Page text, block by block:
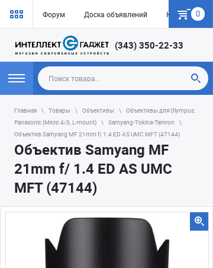
Форум Доска объявлений Как купить
0
(343) 350-22-33
Главная Товары Объективы
Объективы для Olympus,
Panasonic (Micro 4/3, L-mount)
Samyang-Tokina-Tamron
Объектив Samyang MF 21mm f/ 1.4 ED AS UMC MFT (47144)
Объектив Samyang MF
21mm f/ 1.4 ED AS UMC
MFT (47144)